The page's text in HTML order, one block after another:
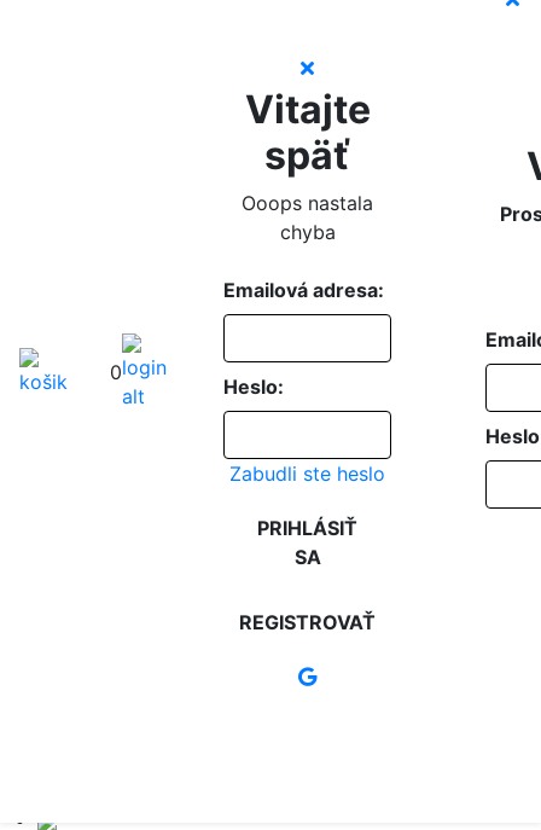
0
Vitajte
späť
Ooops nastala
chyba
Emailová adresa:
Heslo:
Zabudli ste heslo
PRIHLÁSIŤ
SA
REGISTROVAŤ